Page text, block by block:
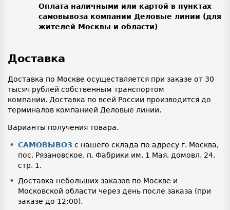
Оплата наличными или картой в пунктах
самовывоза компании Деловые линии (для
жителей Москвы и области)
Доставка
Доставка по Москве осуществляется при заказе от 30
тысяч рублей собственным транспортом
компании. Доставка по всей России производится до
терминалов компанией Деловые линии.
Варианты получения товара.
САМОВЫВОЗ с нашего склада по адресу г. Москва,
пос. Рязановское, п. Фабрики им. 1 Мая, домовл. 24,
стр. 1.
Доставка небольших заказов по Москве и
Московской области через день после заказа (при
заказе до 12:00).